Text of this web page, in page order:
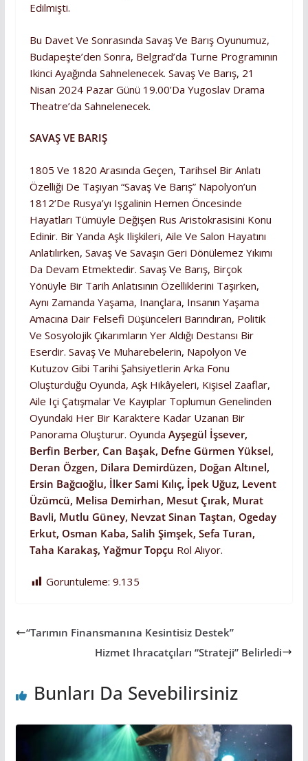
Edilmişti.
Bu Davet Ve Sonrasında Savaş Ve Barış Oyunumuz,
Budapeşte’den Sonra, Belgrad’da Turne Programının
Ikinci Ayağında Sahnelenecek. Savaş Ve Barış, 21
Nisan 2024 Pazar Günü 19.00’da Yugoslav Drama
Theatre’da Sahnelenecek.
SAVAŞ VE BARIŞ
1805 Ve 1820 Arasında Geçen, Tarihsel Bir Anlatı
Özelliği De Taşıyan “Savaş Ve Barış” Napolyon’un
1812’de Rusya’yı Işgalinin Hemen Öncesinde
Hayatları Tümüyle Değişen Rus Aristokrasisini Konu
Edinir. Bir Yanda Aşk Ilişkileri, Aile Ve Salon Hayatını
Anlatılırken, Savaş Ve Savaşın Geri Dönülemez Yıkımı
Da Devam Etmektedir. Savaş Ve Barış, Birçok
Yönüyle Bir Tarih Anlatısının Özelliklerini Taşırken,
Aynı Zamanda Yaşama, Inançlara, Insanın Yaşama
Amacına Dair Felsefi Düşünceleri Barındıran, Politik
Ve Sosyolojik Çıkarımların Yer Aldığı Destansı Bir
Eserdir. Savaş Ve Muharebelerin, Napolyon Ve
Kutuzov Gibi Tarihi Şahsiyetlerin Arka Fonu
Oluşturduğu Oyunda, Aşk Hikâyeleri, Kişisel Zaaflar,
Aile Içi Çatışmalar Ve Kayıplar Toplumun Genelinden
Oyundaki Her Bir Karaktere Kadar Uzanan Bir
Panorama Oluşturur. Oyunda Ayşegül İşsever,
Berfin Berber, Can Başak, Defne Gürmen Yüksel,
Deran Özgen, Dilara Demirdüzen, Doğan Altınel,
Ersin Bağcıoğlu, İlker Sami Kılıç, İpek Uğuz, Levent
Üzümcü, Melisa Demirhan, Mesut Çırak, Murat
Bavli, Mutlu Güney, Nevzat Sinan Taştan, Ogeday
Erkut, Osman Kaba, Salih Şimşek, Sefa Turan,
Taha Karakaş, Yağmur Topçu Rol Alıyor.
Goruntuleme: 9.135
“Tarımın Finansmanına Kesintisiz Destek”
Hizmet Ihracatçıları “Strateji” Belirledi
Bunları Da Sevebilirsiniz